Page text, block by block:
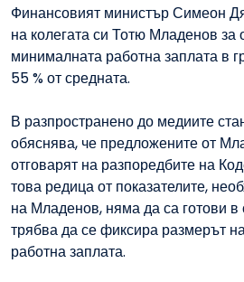
Финансовият министър Симеон
на колегата си Тотю Младенов за
минималната работна заплата в
55 % от средната.
В разпространено до медиите
обяснява, че предложените от
отговарят на разпоредбите на
това редица от показателите,
на Младенов, няма да са готови в
трябва да се фиксира размерът
работна заплата.